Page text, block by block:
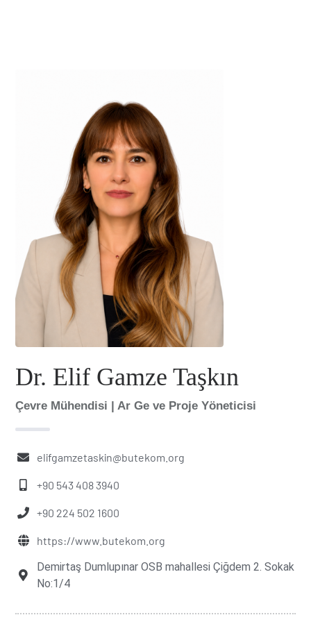
Dr. Elif Gamze Taşkın
Çevre Mühendisi | Ar Ge ve Proje Yöneticisi
elifgamzetaskin@butekom.org
+90 543 408 3940
+90 224 502 1600
https://www.butekom.org
Demirtaş Dumlupınar OSB mahallesi Çiğdem 2. Sokak
No:1/4